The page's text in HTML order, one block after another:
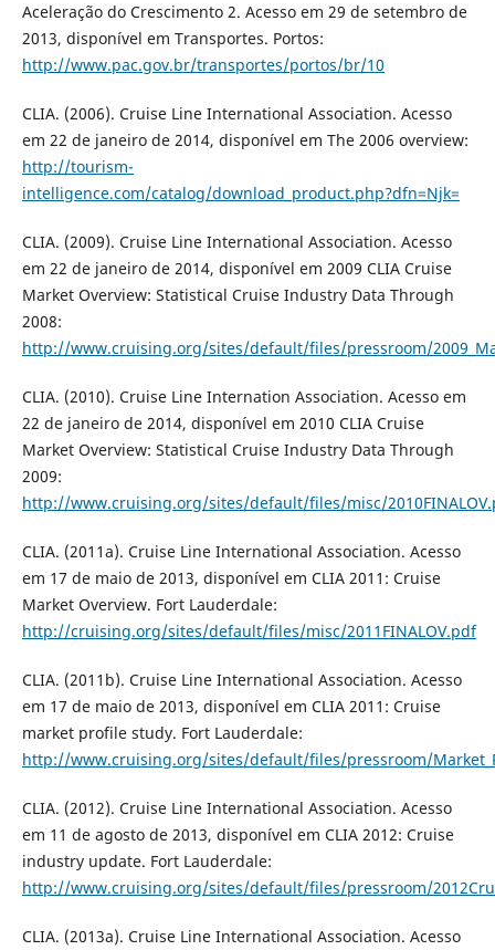
Aceleração do Crescimento 2. Acesso em 29 de setembro de
2013, disponível em Transportes. Portos:
http://www.pac.gov.br/transportes/portos/br/10
CLIA. (2006). Cruise Line International Association. Acesso
em 22 de janeiro de 2014, disponível em The 2006 overview:
http://tourism-
intelligence.com/catalog/download_product.php?dfn=Njk=
CLIA. (2009). Cruise Line International Association. Acesso
em 22 de janeiro de 2014, disponível em 2009 CLIA Cruise
Market Overview: Statistical Cruise Industry Data Through
2008:
http://www.cruising.org/sites/default/files/pressroom/
CLIA. (2010). Cruise Line Internation Association. Acesso em
22 de janeiro de 2014, disponível em 2010 CLIA Cruise
Market Overview: Statistical Cruise Industry Data Through
2009:
http://www.cruising.org/sites/default/files/misc/
CLIA. (2011a). Cruise Line International Association. Acesso
em 17 de maio de 2013, disponível em CLIA 2011: Cruise
Market Overview. Fort Lauderdale:
http://cruising.org/sites/default/files/misc/2011FINALOV.pdf
CLIA. (2011b). Cruise Line International Association. Acesso
em 17 de maio de 2013, disponível em CLIA 2011: Cruise
market profile study. Fort Lauderdale:
http://www.cruising.org/sites/default/files/pressroom/
CLIA. (2012). Cruise Line International Association. Acesso
em 11 de agosto de 2013, disponível em CLIA 2012: Cruise
industry update. Fort Lauderdale:
http://www.cruising.org/sites/default/files/pressroom/
CLIA. (2013a). Cruise Line International Association. Acesso